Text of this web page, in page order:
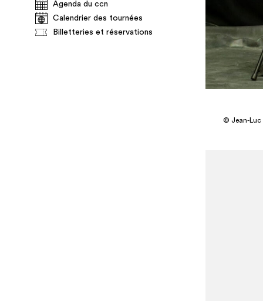
Agenda du ccn
Calendrier des tournées
Billetteries et réservations
© Jean-Luc